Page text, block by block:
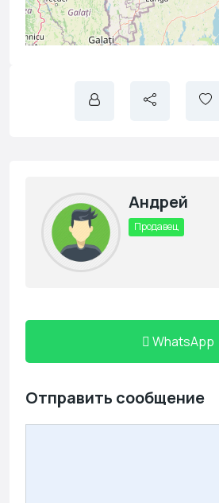
Андрей
Продавец
WhatsApp
Отправить сообщение